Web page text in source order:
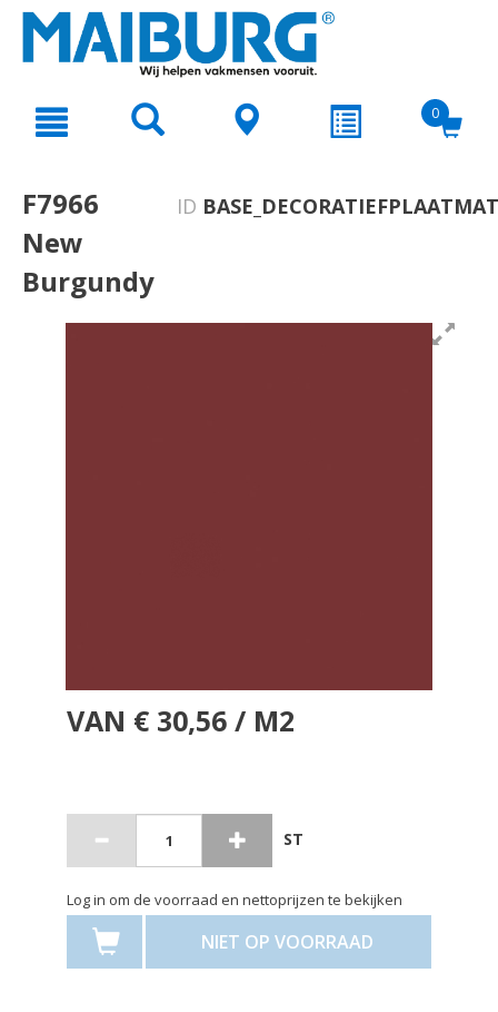
text.skipToNavigation
0
F7966
New
Burgundy
ID
VAN € 30,56 / M2
ST
Log in om de voorraad en nettoprijzen te bekijken
NIET OP VOORRAAD